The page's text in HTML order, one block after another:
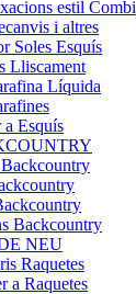
estil Combi
i altres
Soles Esquís
Lliscament
Líquida
a Esquís
Backcountry
NEU
Raquetes
a Raquetes